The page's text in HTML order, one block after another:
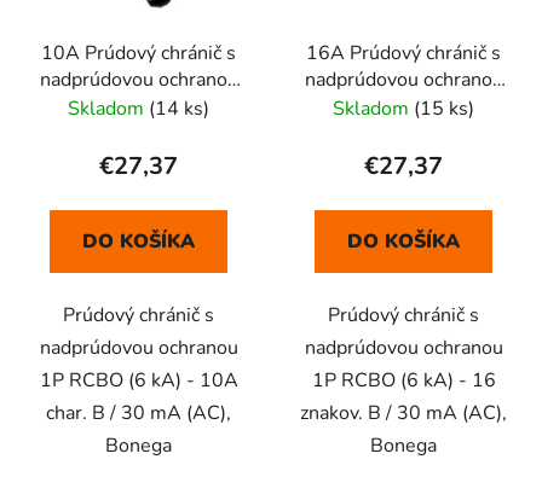
10A Prúdový chránič s
nadprúdovou ochranou
1P RCBO
Skladom (14 ks)
€27,37
DO KOŠÍKA
Prúdový chránič s
nadprúdovou ochranou
1P RCBO (6 kA) - 10A
char. B / 30 mA (AC),
Bonega
16A Prúdový chránič s
nadprúdovou ochranou
1P RCBO
Skladom (15 ks)
€27,37
DO KOŠÍKA
Prúdový chránič s
nadprúdovou ochranou
1P RCBO (6 kA) - 16
znakov. B / 30 mA (AC),
Bonega